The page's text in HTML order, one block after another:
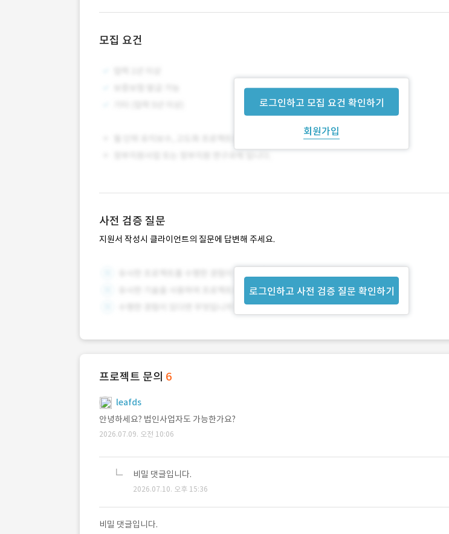
모집 요건
로그인하고 모집 요건 확인하기
회원가입
사전 검증 질문
지원서 작성시 클라이언트의 질문에 답변해 주세요.
로그인하고 사전 검증 질문 확인하기
프로젝트 문의 6
leafds
안녕하세요? 법인사업자도 가능한가요?
2026.07.09. 오전 10:06
비밀 댓글입니다.
2026.07.10. 오후 15:36
비밀 댓글입니다.